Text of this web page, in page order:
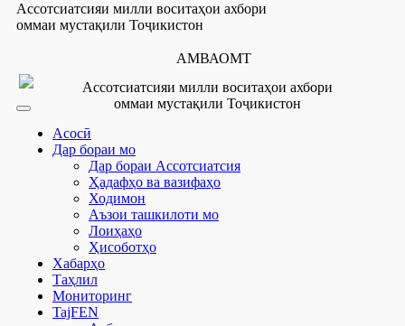
Ассотсиатсияи милли воситаҳои ахбори
оммаи мустақили Тоҷикистон
АМВАОМТ
Ассотсиатсияи милли воситаҳои ахбори
оммаи мустақили Тоҷикистон
Асосӣ
Дар бораи мо
Дар бораи Ассотсиатсия
Ҳадафҳо ва вазифаҳо
Ходимон
Аъзои ташкилоти мо
Лоиҳаҳо
Ҳисоботҳо
Хабарҳо
Таҳлил
Мониторинг
TajFEN